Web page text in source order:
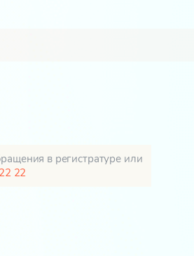
в регистратуре или
22